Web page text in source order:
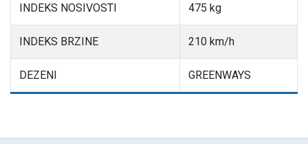
INDEKS NOSIVOSTI 475 kg
INDEKS BRZINE 210 km/h
DEZENI GREENWAYS